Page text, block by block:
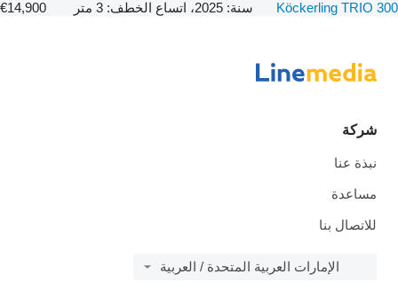
Köckerling TRIO 300
سنة: 2025، اتساع الخطف: 3 متر €14,900
شركة
نبذة عنا
مساعدة
للاتصال بنا
الإمارات العربية المتحدة / العربية